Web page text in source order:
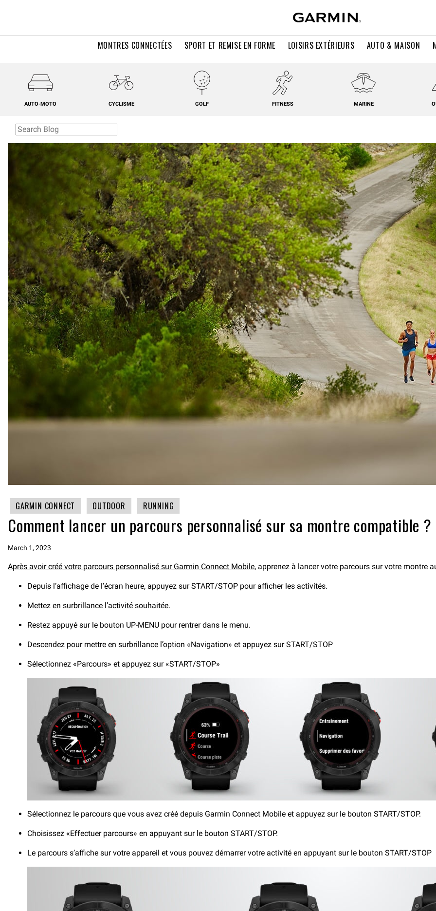
MONTRES CONNECTÉES SPORT ET REMISE EN FORME LOISIRS EXTÉRIEURS AUTO & MAISON
AUTO-MOTO CYCLISME GOLF FITNESS MARINE
GARMIN CONNECT OUTDOOR RUNNING
Comment lancer un parcours personnalisé sur sa montre compatible ?
March 1, 2023
Après avoir créé votre parcours personnalisé sur Garmin Connect Mobile, apprenez à lancer votre parcours sur votre montre
Depuis l’affichage de l’écran heure, appuyez sur START/STOP pour afficher les activités.
Mettez en surbrillance l’activité souhaitée.
Restez appuyé sur le bouton UP-MENU pour rentrer dans le menu.
Descendez pour mettre en surbrillance l’option «Navigation» et appuyez sur START/STOP
Sélectionnez «Parcours» et appuyez sur «START/STOP»
Sélectionnez le parcours que vous avez créé depuis Garmin Connect Mobile et appuyez sur le bouton START/STOP.
Choisissez «Effectuer parcours» en appuyant sur le bouton START/STOP.
Le parcours s’affiche sur votre appareil et vous pouvez démarrer votre activité en appuyant sur le bouton START/STOP